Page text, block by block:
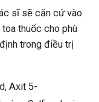
sĩ sẽ căn cứ vào
thuốc cho phù
trong điều trị
Axit 5-